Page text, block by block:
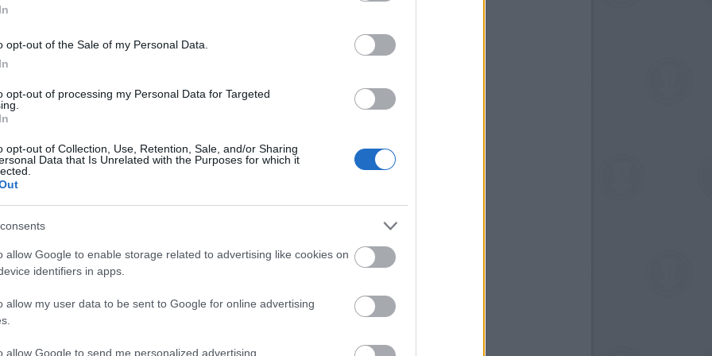
opt-out of the Sale of my Personal Data.
opt-out of processing my Personal Data for Targeted
opt-out of Collection, Use, Retention, Sale, and/or Sharing
Data that Is Unrelated with the Purposes for which it
allow Google to enable storage related to advertising like cookies on
identifiers in apps.
allow my user data to be sent to Google for online advertising
allow Google to send me personalized advertising.
Chester Wilson Ettinger Atlantic Cityben,
Bár zsidó vallású volt, ateistának vallotta
az örök életről, később még két könyvet írt.
hely is működik az Egyesült Államokban. A
millió forint). Ettinger szintén az intézetének